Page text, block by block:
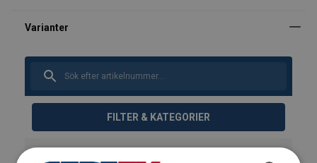
FILTER & KATEGORIER
Mer information
CXSE-Stållinor_BA_u8_swe.pdf